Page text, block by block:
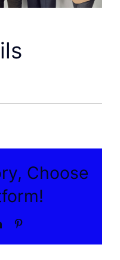
Choose
LinkedIn